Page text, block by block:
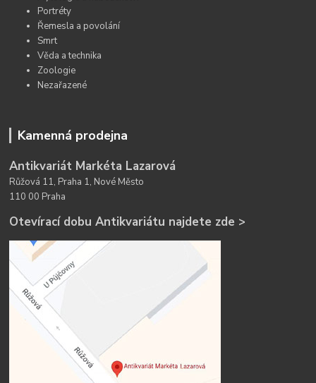
Portréty
Řemesla a povolání
Smrt
Věda a technika
Zoologie
Nezařazené
Kamenná prodejna
Antikvariát Markéta Lazarová
Růžová 11, Praha 1, Nové Město
110 00 Praha
Otevírací dobu Antikvariátu najdete zde >